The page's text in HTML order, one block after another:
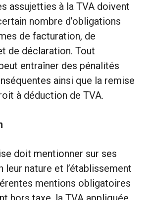
assujetties à la TVA doivent
nombre d’obligations
de facturation, de
de déclaration. Tout
entraîner des pénalités
ainsi que la remise
à déduction de TVA.
doit mentionner sur ses
leur nature et l’établissement
mentions obligatoires